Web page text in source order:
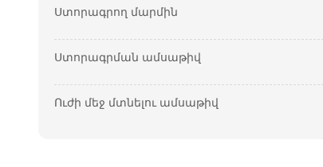
Ստորագրող մարմին
Ստորագրման ամսաթիվ
Ուժի մեջ մտնելու ամսաթիվ